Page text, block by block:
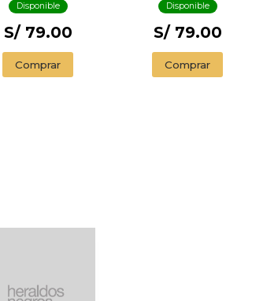
Disponible
S/ 79.00
Comprar
Disponible
S/ 79.00
Comprar